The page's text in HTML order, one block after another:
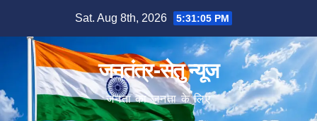
content
Sat. Aug 8th, 2026 5:31:07 PM
जनतंत्र-सेतु न्यूज
जनता का जनता के लिए